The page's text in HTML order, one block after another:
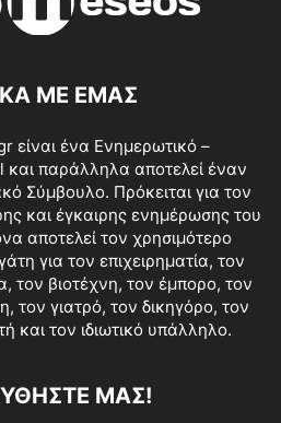
ΜΕ ΕΜΑΣ
είναι ένα Ενημερωτικό –
και παράλληλα αποτελεί έναν
Σύμβουλο. Πρόκειται για τον
και έγκαιρης ενημέρωσης του
αποτελεί τον χρησιμότερο
για τον επιχειρηματία, τον
τον βιοτέχνη, τον έμπορο, τον
τον γιατρό, τον δικηγόρο, τον
και τον ιδιωτικό υπάλληλο.
ΜΑΣ!